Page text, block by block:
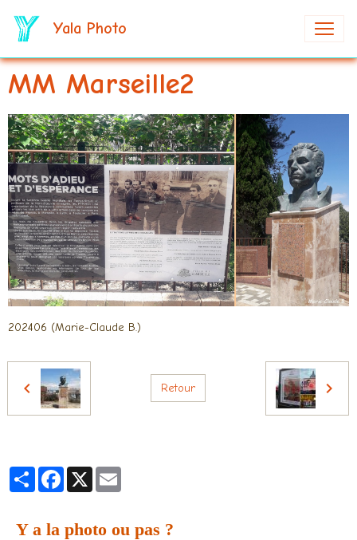
Yala Photo
MM Marseille2
202406 (Marie-Claude B.)
Retour
PartagerFacebook
X
Y a la photo ou pas ?